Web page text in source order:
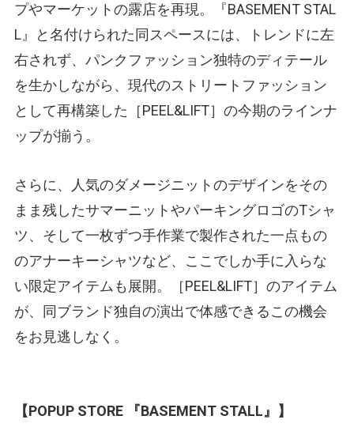
プやマーケットの露店を再現。『BASEMENT STAL
L』と名付けられた同スペースには、トレンドに左
右されず、パンクファッション独特のディテール
を生かしながら、現代のストリートファッション
として再構築した［PEEL&LIFT］の今期のラインナ
ップが揃う。
さらに、人気のダメージニットのデザインをその
まま残したサマーニットやパーキングロゴのTシャ
ツ、そして一枚ずつ手作業で製作された一点もの
のアナーキーシャツなど、ここでしか手に入らな
い限定アイテムも展開。［PEEL&LIFT］のアイテム
が、同ブランド独自の演出で体感できるこの機会
をお見逃しなく。
【POPUP STORE 『BASEMENT STALL』】